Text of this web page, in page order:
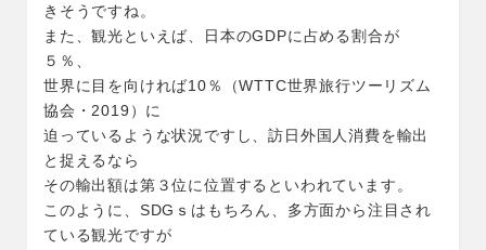
きそうですね。
また、観光といえば、日本のGDPに占める割合が
５％、
世界に目を向ければ10％（WTTC世界旅行ツーリズム
協会・2019）に
迫っているような状況ですし、訪日外国人消費を輸出
と捉えるなら
その輸出額は第３位に位置するといわれています。
このように、SDGｓはもちろん、多方面から注目され
ている観光ですが